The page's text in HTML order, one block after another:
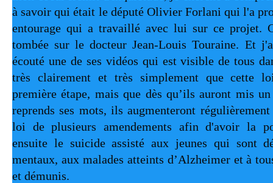
à savoir qui était le député Olivier Forlani qui l'a
entourage qui a travaillé avec lui sur ce projet.
tombée sur le docteur Jean-Louis Touraine. Et
écouté une de ses vidéos qui est visible de tous
très clairement et très simplement que cette
première étape, mais que dès qu’ils auront mis
reprends ses mots, ils augmenteront
loi de plusieurs amendements afin d'avoir la
ensuite le suicide assisté aux jeunes qui sont
mentaux, aux malades atteints d’Alzheimer et à
et démunis.